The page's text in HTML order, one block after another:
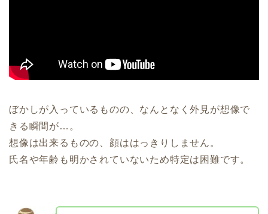
ぼかしが入っているものの、なんとなく外見が想像で
きる瞬間が…。
想像は出来るものの、顔ははっきりしません。
氏名や年齢も明かされていないため特定は困難です。